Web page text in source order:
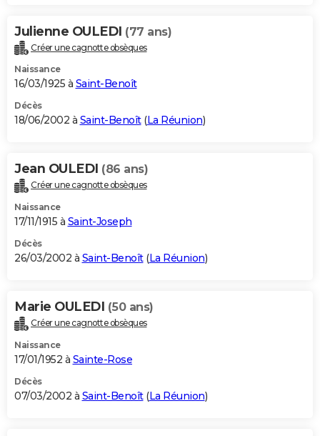
Julienne OULEDI (77 ans)
Créer une cagnotte obsèques
Naissance
16/03/1925 à Saint-Benoît
Décès
18/06/2002 à Saint-Benoît(La Réunion)
Jean OULEDI (86 ans)
Créer une cagnotte obsèques
Naissance
17/11/1915 à Saint-Joseph
Décès
26/03/2002 à Saint-Benoît(La Réunion)
Marie OULEDI (50 ans)
Créer une cagnotte obsèques
Naissance
17/01/1952 à Sainte-Rose
Décès
07/03/2002 à Saint-Benoît(La Réunion)